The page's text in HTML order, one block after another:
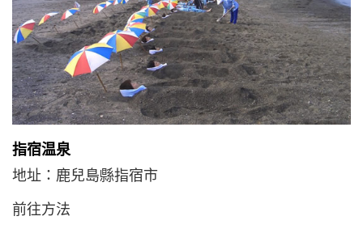
指宿温泉
地址：鹿兒島縣指宿市
前往方法